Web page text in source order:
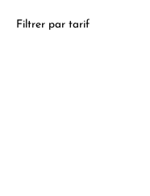
Filtrer par tarif